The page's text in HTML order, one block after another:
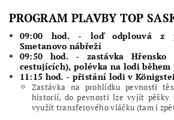
PROGRAM PLAVBY TOP
09:00 hod. - loď odplouvá z
Smetanovo nábřeží
09:50 hod. - zastávka Hřensko
cestujících), polévka na lodi během
11:15 hod. - přistání lodi v
Zastávka na prohlídku pevnosti
historií, do pevnosti lze vyjít pěšky
využít transferového vláčku (tam i